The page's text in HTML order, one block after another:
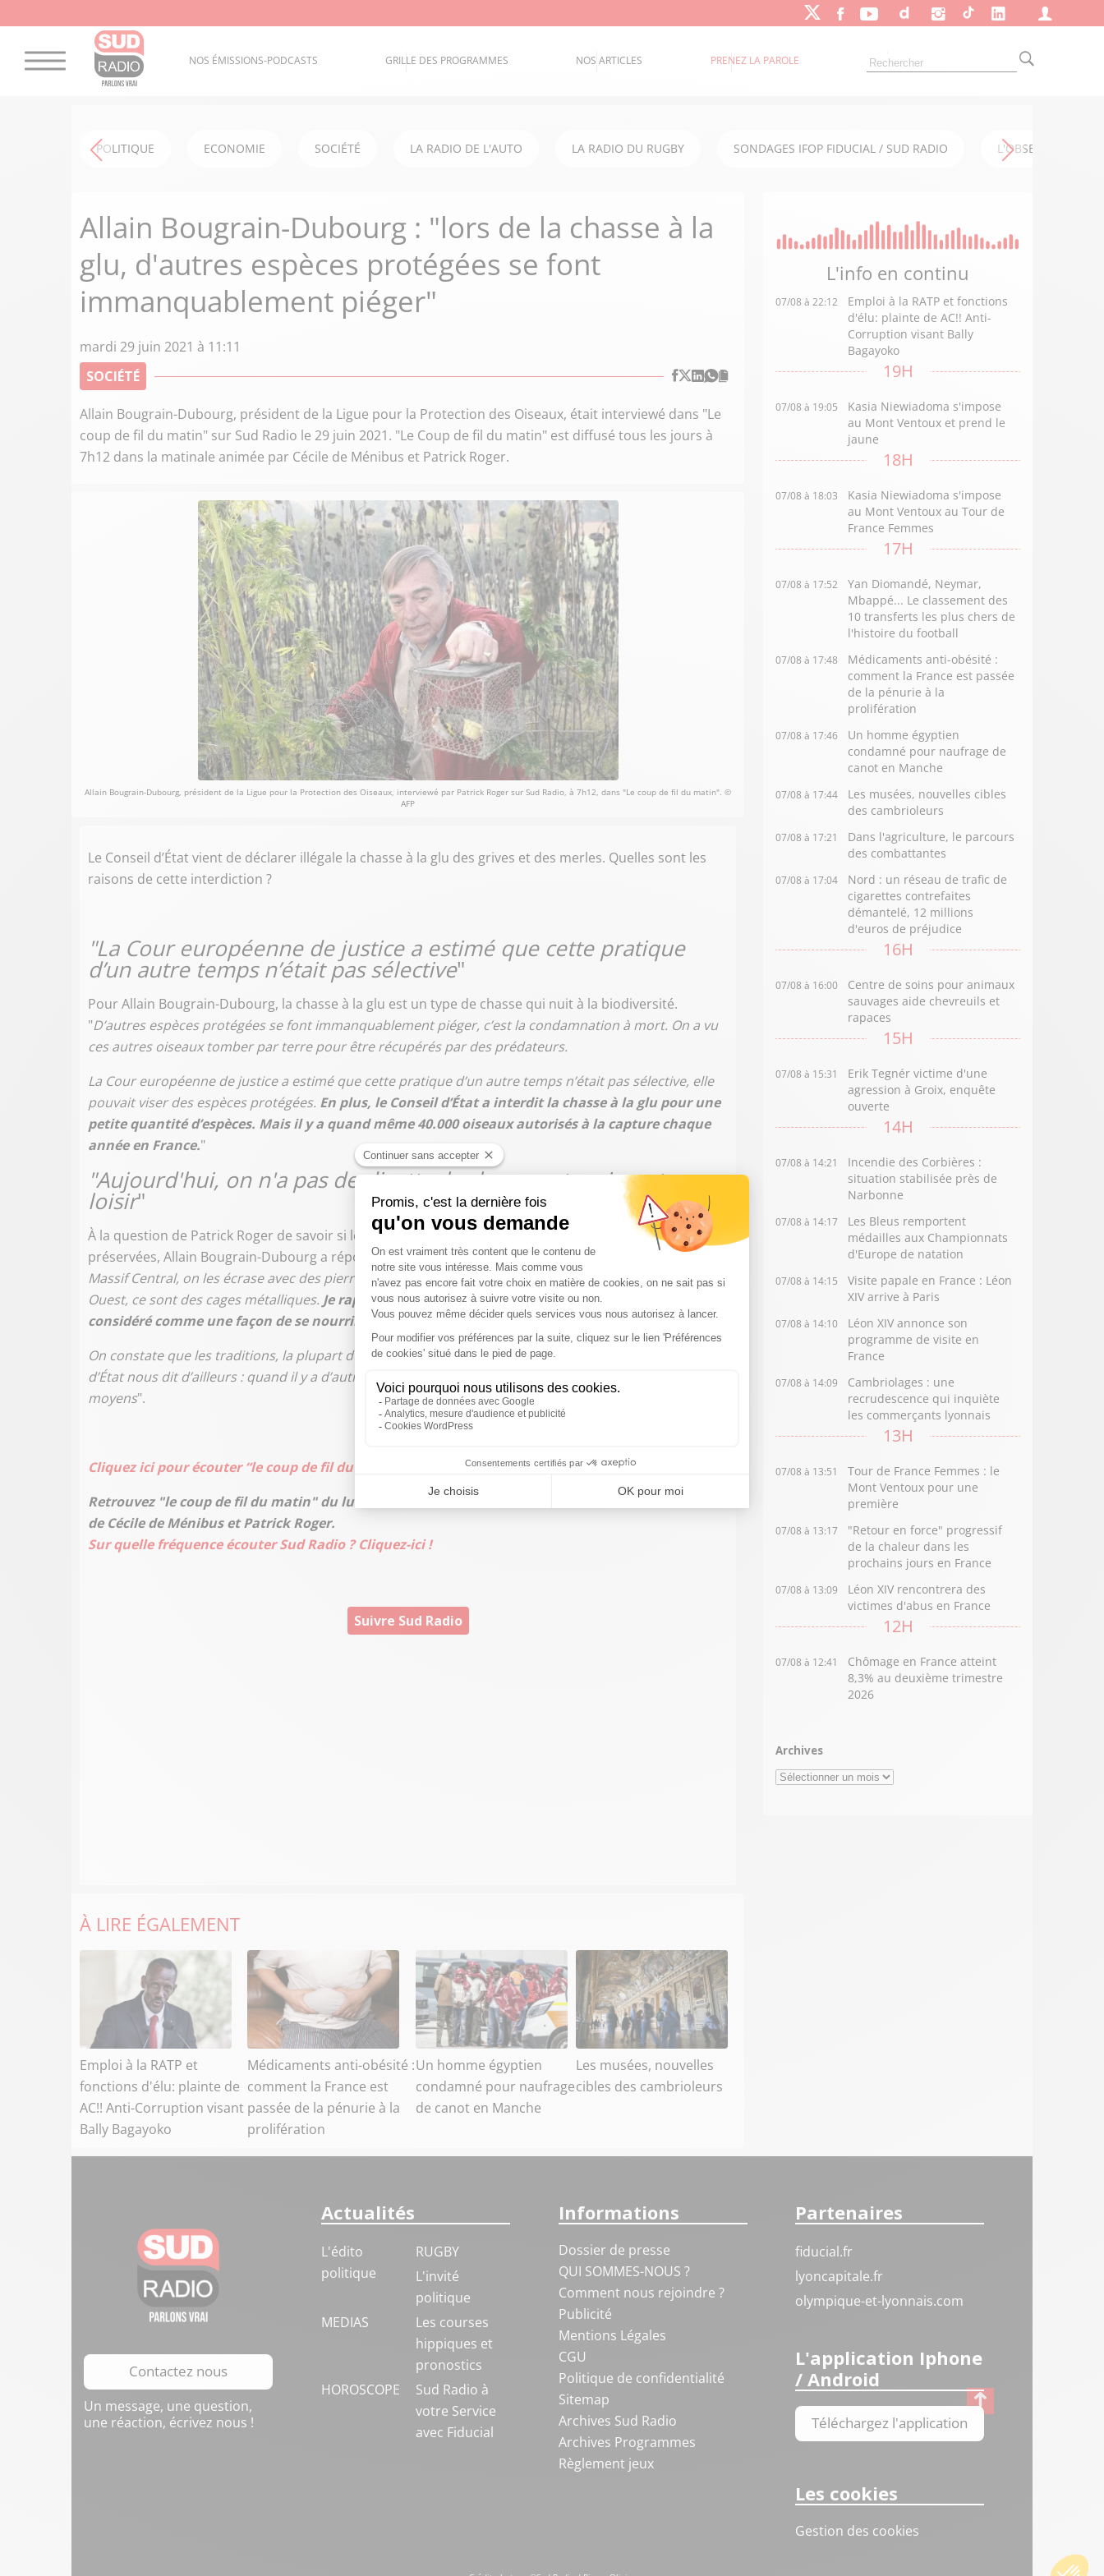
NOS ÉMISSIONS-PODCASTS GRILLE DES PROGRAMMES NOS ARTICLES PRENEZ LA PAROLE
POLITIQUE ECONOMIE SOCIÉTÉ LA RADIO DE L'AUTO LA RADIO DU RUGBY SONDAGES IFOP FIDUCIAL / SUD RADIO L'OBSERVATOIRE
Allain Bougrain-Dubourg : "lors de la chasse à la
glu, d'autres espèces protégées se font
immanquablement piéger"
mardi 29 juin 2021 à 11:11
SOCIÉTÉ
Allain Bougrain-Dubourg, président de la Ligue pour la Protection des Oiseaux, était interviewé dans "Le
coup de fil du matin" sur Sud Radio le 29 juin 2021. "Le Coup de fil du matin" est diffusé tous les jours à
7h12 dans la matinale animée par Cécile de Ménibus et Patrick Roger.
Allain Bougrain-Dubourg, président de la Ligue pour la Protection des Oiseaux, interviewé par Patrick Roger sur Sud Radio, à 7h12, dans "Le coup de fil du matin". ©
AFP
Le Conseil d’État vient de déclarer illégale la chasse à la glu des grives et des merles. Quelles sont les
raisons de cette interdiction ?
"La Cour européenne de justice a estimé que cette pratique
d’un autre temps n’était pas sélective"
Pour Allain Bougrain-Dubourg, la chasse à la glu est un type de chasse qui nuit à la biodiversité.
"D’autres espèces protégées se font immanquablement piéger, c’est la condamnation à mort. On a vu
ces autres oiseaux tomber par terre pour être récupérés par des prédateurs.
La Cour européenne de justice a estimé que cette pratique d’un autre temps n’était pas sélective, elle
pouvait viser des espèces protégées. En plus, le Conseil d’État a interdit la chasse à la glu pour une
petite quantité d’espèces. Mais il y a quand même 40.000 oiseaux autorisés à la capture chaque
année en France."
"Aujourd'hui, on n'a pas de disette, la chasse est vraiment un
loisir"
À la question de Patrick Roger de savoir si les traditions des chasseurs ne devraient pas être
préservées, Allain Bougrain-Dubourg a répondu : "dans les Ardennes, on étrangle des oiseaux ; dans le
Massif Central, on les écrase avec des pierres plates supportées par des petits bâtonnets. Dans le Sud-
Ouest, ce sont des cages métalliques. Je rappelle que si, pendant la guerre, cela pouvait être
considéré comme une façon de se nourrir, en cas de disette, aujourd’hui, c’est vraiment du loisir.
On constate que les traditions, la plupart du temps, sont meurtrières. Il faut tourner la page. Le Conseil
d’État nous dit d’ailleurs : quand il y a d’autres moyens de capturer des oiseaux, on emploie ces autres
moyens".
Cliquez ici pour écouter “le coup de fil du matin”
Retrouvez "le coup de fil du matin" du lundi au vendredi à 7h12 sur Sud Radio, dans la matinale
de Cécile de Ménibus et Patrick Roger.
Sur quelle fréquence écouter Sud Radio ? Cliquez-ici !
Suivre Sud Radio
À LIRE ÉGALEMENT
Emploi à la RATP et
fonctions d'élu: plainte de
AC!! Anti-Corruption visant
Bally Bagayoko
Médicaments anti-obésité :
comment la France est
passée de la pénurie à la
prolifération
Un homme égyptien
condamné pour naufrage
de canot en Manche
Les musées, nouvelles
cibles des cambrioleurs
L'info en continu
07/08 à 22:12
Emploi à la RATP et fonctions
d'élu: plainte de AC!! Anti-
Corruption visant Bally
Bagayoko
19H
07/08 à 19:05
Kasia Niewiadoma s'impose
au Mont Ventoux et prend le
jaune
18H
07/08 à 18:03
Kasia Niewiadoma s'impose
au Mont Ventoux au Tour de
France Femmes
17H
07/08 à 17:52
Yan Diomandé, Neymar,
Mbappé... Le classement des
10 transferts les plus chers de
l'histoire du football
07/08 à 17:48
Médicaments anti-obésité :
comment la France est passée
de la pénurie à la
prolifération
07/08 à 17:46
Un homme égyptien
condamné pour naufrage de
canot en Manche
07/08 à 17:44
Les musées, nouvelles cibles
des cambrioleurs
07/08 à 17:21
Dans l'agriculture, le parcours
des combattantes
07/08 à 17:04
Nord : un réseau de trafic de
cigarettes contrefaites
démantelé, 12 millions
d'euros de préjudice
16H
07/08 à 16:00
Centre de soins pour animaux
sauvages aide chevreuils et
rapaces
15H
07/08 à 15:31
Erik Tegnér victime d'une
agression à Groix, enquête
ouverte
14H
07/08 à 14:21
Incendie des Corbières :
situation stabilisée près de
Narbonne
07/08 à 14:17
Les Bleus remportent
médailles aux Championnats
d'Europe de natation
07/08 à 14:15
Visite papale en France : Léon
XIV arrive à Paris
07/08 à 14:10
Léon XIV annonce son
programme de visite en
France
07/08 à 14:09
Cambriolages : une
recrudescence qui inquiète
les commerçants lyonnais
13H
07/08 à 13:51
Tour de France Femmes : le
Mont Ventoux pour une
première
07/08 à 13:17
"Retour en force" progressif
de la chaleur dans les
prochains jours en France
07/08 à 13:09
Léon XIV rencontrera des
victimes d'abus en France
12H
07/08 à 12:41
Chômage en France atteint
8,3% au deuxième trimestre
2026
Archives
Archives
Contactez nous
Un message, une question,
une réaction, écrivez nous !
Actualités
L'édito
politique
RUGBY
L'invité
politique
MEDIAS
Les courses
hippiques et
pronostics
HOROSCOPE
Sud Radio à
votre Service
avec Fiducial
Informations
Dossier de presse
QUI SOMMES-NOUS ?
Comment nous rejoindre ?
Publicité
Mentions Légales
CGU
Politique de confidentialité
Sitemap
Archives Sud Radio
Archives Programmes
Règlement jeux
Partenaires
fiducial.fr
lyoncapitale.fr
olympique-et-lyonnais.com
L'application Iphone
/ Android
Téléchargez l'application
Les cookies
Gestion des cookies